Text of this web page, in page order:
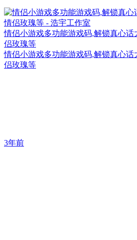
情侣小游戏多功能游戏码,解锁真心
侣玫瑰等
情侣小游戏多功能游戏码,解锁真心
侣玫瑰等
3年前